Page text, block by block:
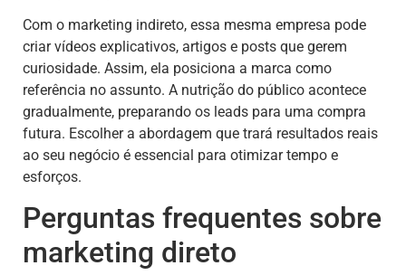
Com o marketing indireto, essa mesma empresa pode
criar vídeos explicativos, artigos e posts que gerem
curiosidade. Assim, ela posiciona a marca como
referência no assunto. A nutrição do público acontece
gradualmente, preparando os leads para uma compra
futura. Escolher a abordagem que trará resultados reais
ao seu negócio é essencial para otimizar tempo e
esforços.
Perguntas frequentes sobre
marketing direto